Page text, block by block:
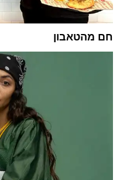
חם מהטאבון